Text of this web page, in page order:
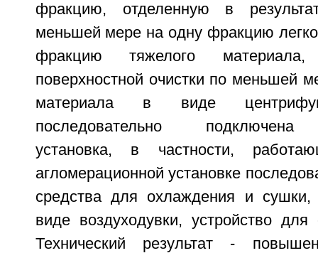
фракцию, отделенную в
меньшей мере на одну фракцию
фракцию тяжелого
поверхностной очистки по меньшей
материала в виде
последовательно подключена
установка, в частности,
агломерационной установке
средства для охлаждения и сушки,
виде воздуходувки, устройство
Технический результат -